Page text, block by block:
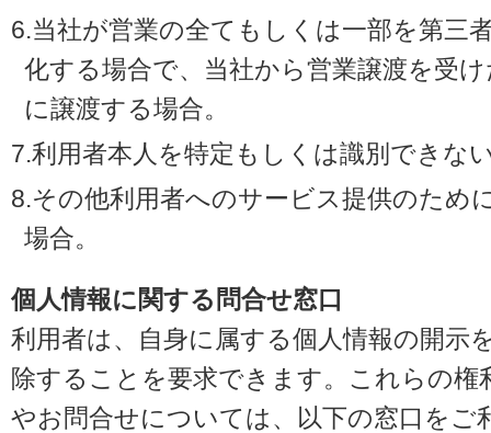
6.当社が営業の全てもしくは一部を第三
化する場合で、当社から営業譲渡を受
に譲渡する場合。
7.利用者本人を特定もしくは識別できな
8.その他利用者へのサービス提供のため
場合。
個人情報に関する問合せ窓口
利用者は、自身に属する個人情報の開示
除することを要求できます。これらの権
やお問合せについては、以下の窓口をご